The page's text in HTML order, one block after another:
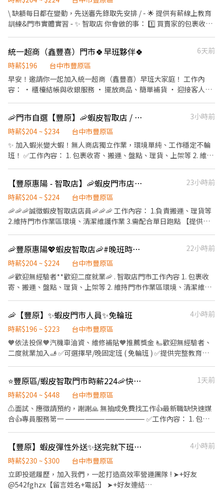
心就業】享有勞保.健保.團保.特休.勞退 ✅【餐費津貼】配合加班平
日誤餐費80塊.假日100塊 ✅【免費車位】免費汽機車停車位 - ❤️請
先按 【 我 要 應 徵 】 投遞履歷➡快速接洽面試 - ╔~~♥~~♥~~⭐️【
應徵方式 】⭐️~~♥~~♥~~╗ ↓↓找嘉嘉 工作攏低嘉↓↓ ☎️連絡電
話:0933670253 ☎️加賴詢問:@927wcdri 陳嘉嘉 ➡️火速找嘉嘉
⭐️~~♥~~♥~~╝
考慮蝦皮一般有人店應徵 - 🔶【時薪】:204~224 🔶【門店缺額】 台
中市豐原區惠陽街147號1、2樓 - 🔸【依法投保】❶勞保。❷團保。
電話/找威利 安排面試 蝦皮(地區) ⛔無抽成無費用✊其他職缺也可詢
問👌安心就業免煩惱
\ 缺額每日都在變動，先送審先錄取先安排 / - 🌟 提供有薪線上教育
訓練&門市實體實習 - ✨ 智取店 你會做的事： 1️⃣ 買賣家的包裹收
適取貨環境 4️⃣ 必須有駕照及機車，支援10公里內門市跑點 5️⃣ 配合
主管指派工作內容並機動性協助 - 🧡早班時薪 $204 (基本時薪 $196
+ 智取店津貼 $8) . 🩶晚班時薪 $224 (基本時薪 $196 + 智取店晚班津
貼 $28) - 🔔 主管排班❗️一週 2～5天班 🔔 無法固定休六日，輪流畫休
作時間｜早班】 07:00-12:00 (由主管依照門市需求安排2-5小時) (可
彈性調整上班時間，最晚至8:30-13:30) - 【🕐 工作時間｜晚班】
｜無需任何費用｜快速安排 🌙 https://lin.ee/lJ1Nz7C ✅ 加入後請
傳送「職缺截圖」唷！
統一超商（鑫豐喜）門市🍀早班夥伴🍀
6天前
時薪$196
台中市豐原區
早安！邀請你一起加入統一超商（鑫豐喜）早班大家庭！ 工作內
容： • 櫃檯結帳與收銀服務 • 擺放商品、簡單補貨 • 迎接客人，
一起來學習成長！
🦐門市自選【豐原】🦐蝦皮智取店 / 免經驗、快速報到 💰時薪 204-234
3小時前
時薪$204 ~ $234
台中市豐原區
✨ 加入蝦米變大蝦！無人商店獨立作業，環境單純、工作穩定不輪
班！ ✅工作內容： 1. 包裹收寄、搬運、盤點、理貨、上架等 2. 維持
門市支援 🌙🌙夜班說明🌙🌙 工作型態：為每日跑點約3–10家門市，
跑點距離約16km內 需可配合(早班/晚班)擇一於門市安排受訓 🔔需
有機車&駕照🔔 ⸻ ✅工作時間： 🔹早班：07:00-12:00、07:30-
12:30、08:00-13:00、08:30-13:30 🔹晚班：17:30-22:30、17:30-
🔹假日早班：07:00-12:00 🔹假日晚班：17:30-23:30 (上班時數為
2~6小時，一個月至少6天，依實際情況而定) ⸻ ✅工作待遇：
薪$234 ━━━━━━━━━━━━━ 📍 【熱門開缺地點】台中市
大里、大雅、太平、北屯、北區、西屯、西區、東區、南屯、南
區、潭子、豐原 ━━━━━━━━━━━━ 📩 【火速卡位應徵流
程】 ➊ 點擊填寫廠商制式履歷（1分鐘完成，快速安排送審）： 👉
欄位（身分證/詳細地址）錄取前皆可先不填！ ➋加入留言： 👉
https://lin.ee/OBnhVN5 私訊留下 ⌜姓名+電話 +應徵蝦皮門市人
員」💥
【豐原惠陽 - 智取店】🦐蝦皮門市店員✨ #薪資高 #快速上工 #完整職訓
23小時前
時薪$204 ~ $224
台中市豐原區
🦐🦐🦐誠徵蝦皮智取店店員🦐🦐🦐 工作內容： 1.負責搬運、理貨等
2.維持門市作業區環境、清潔維護作業 3.需配合單日跑點 【提供完
($244)✨ （詳細上班時間如下） ＝＝＝＝＝＝＝＝＝＝＝＝＝＝＝
＝＝＝＝ 早班時薪：07:00-12:00（可彈性調整"上班時間"最晚從
08:30開始，預計排班3-5小時） 晚班時薪：18:30-22:30 夜班時
薪：23:30-03:30 (一週排班約3～4天)
🦐豐原惠陽💖蝦皮智取店🦐#晚班時薪 #完整教育訓練
22小時前
時薪$204 ~ $224
台中市豐原區
🦐歡迎無經驗者**歡迎二度就業🦐 . 智取店門市工作內容 1. 包裹收
寄、搬運、盤點、理貨、上架等 2. 維持門市作業區環境、清潔維護
店會分在1-3間門市排班 (多數區域為2間以內) 4. 須配合蝦皮店到店
工作內容調整 5. 偶爾須配合鄰近有人店門市支援 . 班別 🟢晚班時
間：18:30-22:30 ▶時間都有可能會因貨物量多與少做調整 . 薪資待
遇 ▶早班時薪 $204/H (內含交通津貼) ▶晚班時薪 $224/H (內含晚
班津貼) ▶️夜班時薪 $244/H (內含夜班津貼） ▶發薪日為隔月15號
實體店面實習考核，皆有計薪 . 休假制度 排休制 (依照門市與個人可
配合時段) . 以下需跑的店點 主要門市🔽 豐原惠陽 - 智取店 台中市豐
原區惠陽街147號1、2樓 跑點門市🔽 神岡豐洲 - 智取店 台中市神岡
區豐洲路168號1樓 豐原中山 - 智取店 台中市豐原區中山路165號1
樓 豐原中山二 - 智取店 台中市豐原區中山路321號1樓 豐原中正 - 智
取店 台中市豐原區中正路872號1樓 豐原西勢 - 智取店 台中市豐原
區西勢二街27號1樓 豐原永康 - 智取店 台中市豐原區永康路293號1
🦐【豐原】✨蝦皮門市人員✨免輪班
4小時前
時薪$196 ~ $223
台中市豐原區
🧡依法投保🧡汽機車油資、維修補貼🧡推薦獎金 🫷歡迎無經驗者、
二度就業加入🫸 ✅可選擇早/晚固定班 ( 免輪班 ) ✅提供完整教育訓
服務 3.維持門市作業區環境、清潔維護作業 🔸上班時間： 早班時段
▸10:30-17:30 晚班時段▸16:15-22:45、18:45-22:45 ⚠️晚班一週至少
2天16:15上班⚠️ 🔸時薪：196/H 🔸排休制：一週依主管排班2-4
天，假日要可配合排班
環境、清潔維護作業 3.須配合"單日"跑點及鄰近有人店門市支援 4.
主管交辦各項事務 ⚠️需有駕照、機車，需配合單日跑點支援鄰近門
店⚠️ 🔸上班時間： 早班▸07:00-12:30 / 08:30-13:30 ( 至少需配合5H
) 晚班▸17:30-22:30 / 18:30-23:30 🔸時薪：204-224/H 🔸排休制：
⭐豐原區/蝦皮智取門市時薪224🦐快速報到🌈
1天前
時薪$204 ~ $448
台中市豐原區
⚠️面試、應徵請預約，謝謝🙏 無抽成免費找工作👍最新職缺快速媒
合👍專員服務第一 ⸻⸻⸻⸻ ✅工作內容： 1. 包裹
店到店工作內容調整 5. 須配合鄰近有人店門市支援 🔔需有機車&駕
照🔔 ⸻⸻⸻⸻ ✅工作時間： 🔹早班：07:00-
12:00、07:30-12:30、08:00-13:00、08:30-13:30 🔹晚班：17:30-
22:30、17:30-23:30、18:30-22:30、18:30-23:30 (上班時數為2~6
【豐原】蝦皮彈性外送✨送完就下班✨平均4~6萬【店到家】✨店PW
4小時前
時薪$230 ~ $300
台中市豐原區
立即投遞履歷，加入我們，一起打造高效率營運團隊 ! ➤+好友
@542fghzx【留言姓名+電話】 ➤+好友連結